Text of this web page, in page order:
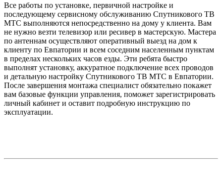
Все работы по установке, первичной настройке и
последующему сервисному обслуживанию Спутникового ТВ
МТС выполняются непосредственно на дому у клиента. Вам
не нужно везти телевизор или ресивер в мастерскую. Мастера
по антеннам осуществляют оперативный выезд на дом к
клиенту по Евпатории и всем соседним населенным пунктам
в пределах нескольких часов езды. Эти ребята быстро
выполнят установку, аккуратное подключение всех проводов
и детальную настройку Спутникового ТВ МТС в Евпатории.
После завершения монтажа специалист обязательно покажет
вам базовые функции управления, поможет зарегистрировать
личный кабинет и оставит подробную инструкцию по
эксплуатации.